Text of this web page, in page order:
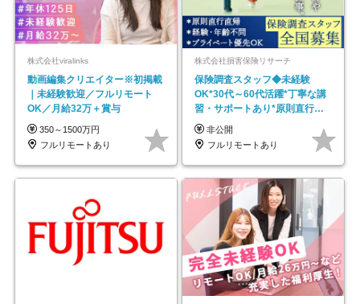
株式会社viralinks
動画編集クリエイター※初掲載
｜未経験歓迎／フルリモート
OK／月給32万＋賞与
350～1500万円
フルリモートあり
株式会社損害保険リサーチ
保険調査スタッフ◆未経験
OK*30代～60代活躍*丁寧な講
習・サポートあり*原則直行直
帰／全国募集・業務委託
非公開
フルリモートあり